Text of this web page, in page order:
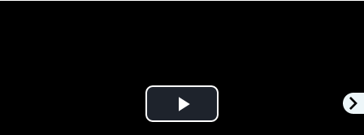
Play